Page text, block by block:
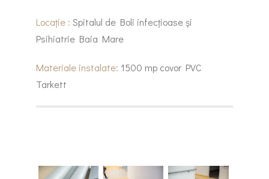
Locație : Spitalul de Boli infecțioase și
Psihiatrie Baia Mare
Materiale instalate: 1500 mp covor PVC
Tarkett